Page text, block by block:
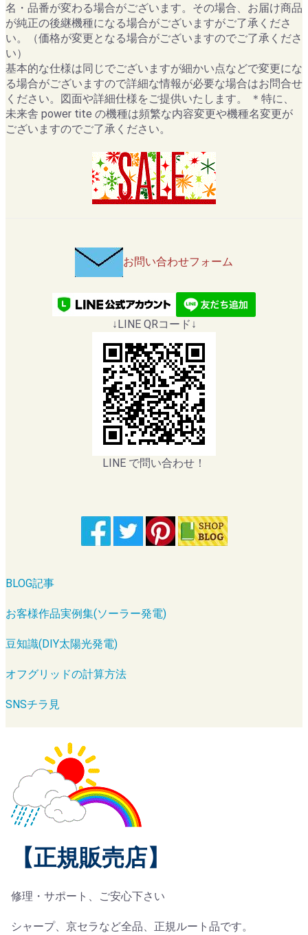
名・品番が変わる場合がございます。その場合、お届け商品
が純正の後継機種になる場合がございますがご了承くださ
い。（価格が変更となる場合がございますのでご了承くださ
い）
基本的な仕様は同じでございますが細かい点などで変更にな
る場合がございますので詳細な情報が必要な場合はお問合せ
ください。図面や詳細仕様をご提供いたします。 ＊特に、
未来舎 power tite の機種は頻繁な内容変更や機種名変更が
ございますのでご了承ください。
お問い合わせフォーム
↓LINE QRコード↓
LINE で問い合わせ！
BLOG記事
お客様作品実例集(ソーラー発電)
豆知識(DIY太陽光発電)
オフグリッドの計算方法
SNSチラ見
【正規販売店】
修理・サポート、ご安心下さい
シャープ、京セラなど全品、正規ルート品です。